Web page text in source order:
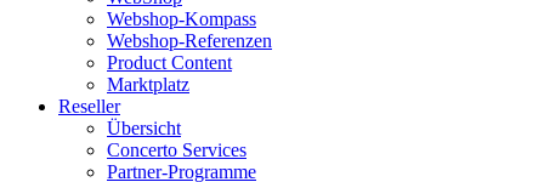
Webshop-Kompass
Webshop-Referenzen
Product Content
Marktplatz
Reseller
Übersicht
Concerto Services
Partner-Programme